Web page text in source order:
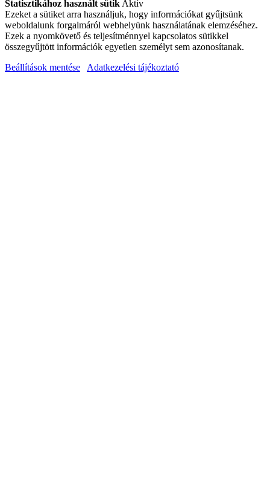
Statisztikához használt sütik Aktív
Ezeket a sütiket arra használjuk, hogy információkat gyűjtsünk
weboldalunk forgalmáról webhelyünk használatának elemzéséhez.
Ezek a nyomkövető és teljesítménnyel kapcsolatos sütikkel
összegyűjtött információk egyetlen személyt sem azonosítanak.
Beállítások mentése
Adatkezelési tájékoztató